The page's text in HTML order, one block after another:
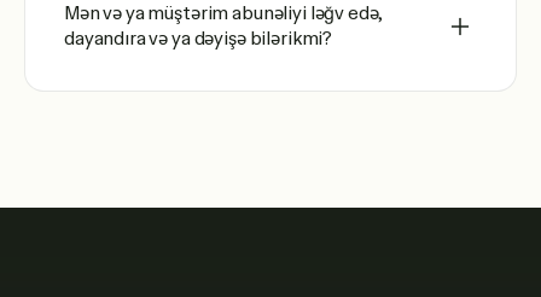
Mən və ya müştərim abunəliyi ləğv edə,
dayandıra və ya dəyişə bilərikmi?